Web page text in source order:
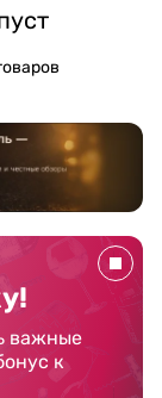
важные
к